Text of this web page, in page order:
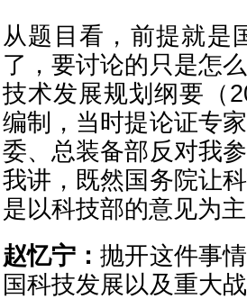
从题目看，前提就是
了，要讨论的只是怎
技术发展规划纲要（
编制，当时提论证专
委、总装备部反对我
我讲，既然国务院让
是以科技部的意见为主
赵忆宁：抛开这件事
国科技发展以及重大